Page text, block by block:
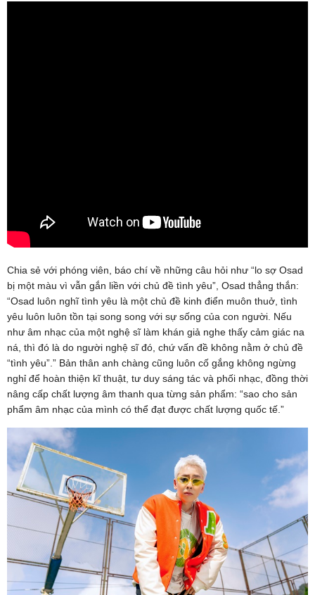
Chia sẻ với phóng viên, báo chí về những câu hỏi như “lo sợ Osad
bị một màu vì vẫn gắn liền với chủ đề tình yêu”, Osad thẳng thắn:
“Osad luôn nghĩ tình yêu là một chủ đề kinh điển muôn thuở, tình
yêu luôn luôn tồn tại song song với sự sống của con người. Nếu
như âm nhạc của một nghệ sĩ làm khán giả nghe thấy cảm giác na
ná, thì đó là do người nghệ sĩ đó, chứ vấn đề không nằm ở chủ đề
“tình yêu”.” Bản thân anh chàng cũng luôn cố gắng không ngừng
nghỉ để hoàn thiện kĩ thuật, tư duy sáng tác và phối nhạc, đồng thời
nâng cấp chất lượng âm thanh qua từng sản phẩm: “sao cho sản
phẩm âm nhạc của mình có thể đạt được chất lượng quốc tế.”